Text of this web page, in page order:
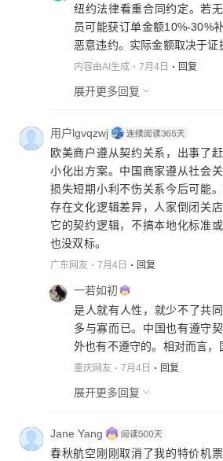
纽约法律看重合同约定。若
员可能获订单金额10%-30%
恶意违约。实际金额取决于证
内容由AI生成 7月4日 回复
展开更多回复
用户lgvqzwj
欧美商户遵从契约关系，出事了
小化出方案。中国商家遵从社会
损失短期小利不伤关系今后可能
存在文化逻辑差异，人家倒闭关
它的契约逻辑，不搞本地化标准
也没双标。
广东网友 7月4日 回复
一若如初
是人就有人性，就少不了共
多与寡而已。中国也有遵守
外也有不遵守的。相对而言，
重庆网友 7月4日 回复
展开更多回复
Jane Yang
春秋航空刚刚取消了我的特价机